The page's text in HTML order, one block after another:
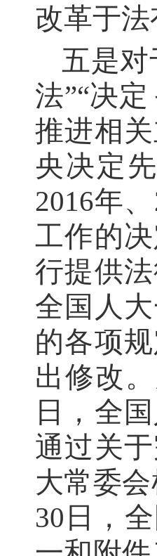
改革于
五是对
法”“决
推进相
央决定
2016年
工作的
行提供
全国人
的各项
出修改
日，全
通过关
大常委
30日，